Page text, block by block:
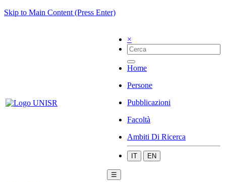
Skip to Main Content (Press Enter)
×
Home
Persone
Pubblicazioni
Facoltà
Ambiti Di Ricerca
IT EN
☰